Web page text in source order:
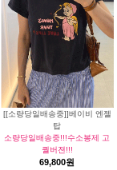
[[소량당일배송중]]베이비 엔젤
탑
소량당일배송중!!!수소봉제 고
퀄버젼!!!
69,800원